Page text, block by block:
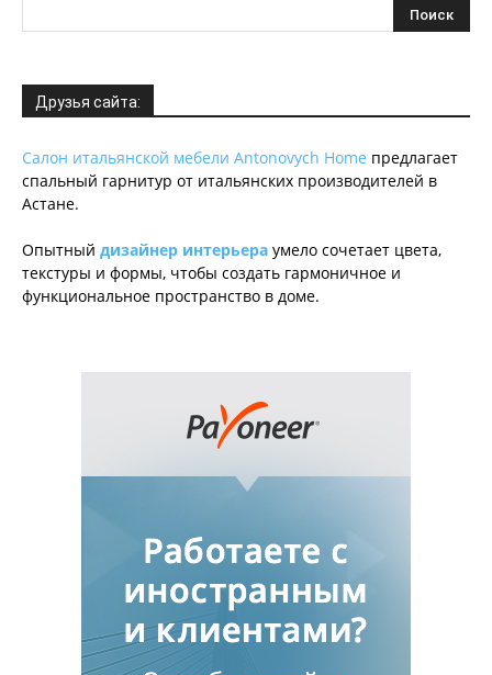
Друзья сайта:
Салон итальянской мебели Antonovych Home предлагает
спальный гарнитур от итальянских производителей в
Астане.
Опытный дизайнер интерьера умело сочетает цвета,
текстуры и формы, чтобы создать гармоничное и
функциональное пространство в доме.